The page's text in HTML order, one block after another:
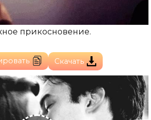
прикосновение.
Скачать